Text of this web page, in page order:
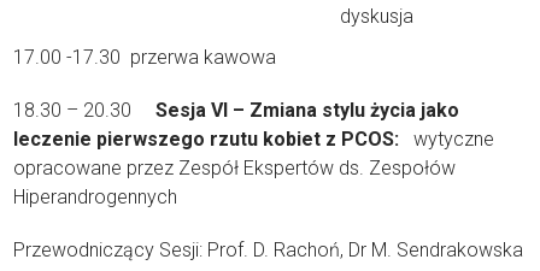
dyskusja
17.00 -17.30 przerwa kawowa
18.30 – 20.30Sesja VI – Zmiana stylu życia jako
leczenie pierwszego rzutu kobiet z PCOS: wytyczne
opracowane przez Zespół Ekspertów ds. Zespołów
Hiperandrogennych
Przewodniczący Sesji: Prof. D. Rachoń, Dr M. Sendrakowska